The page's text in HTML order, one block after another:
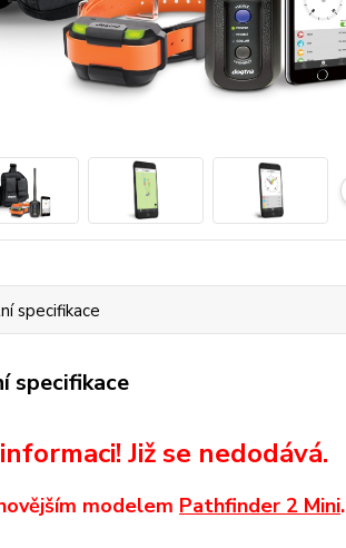
specifikace
specifikace
Již se nedodává.
modelem Pathfinder 2 Mini.